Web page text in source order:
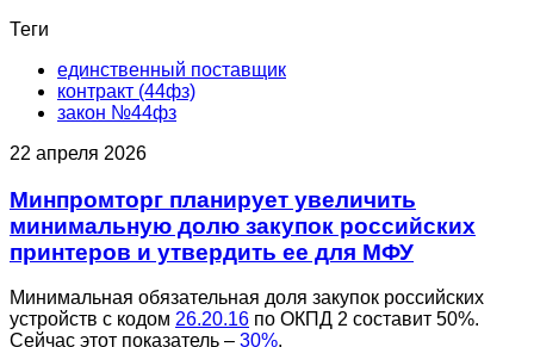
Теги
единственный поставщик
контракт (44фз)
закон №44фз
22 апреля 2026
Минпромторг планирует увеличить
минимальную долю закупок российских
принтеров и утвердить ее для МФУ
Минимальная обязательная доля закупок российских
устройств с кодом 26.20.16 по ОКПД 2 составит 50%.
Сейчас этот показатель – 30%.